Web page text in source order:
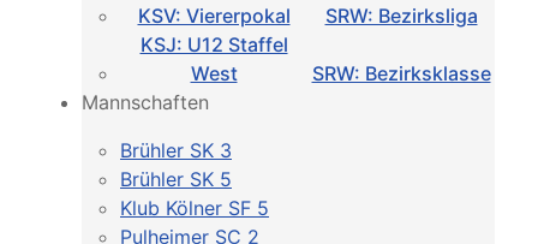
KSV: Viererpokal
SRW: Bezirksliga
KSJ: U12 Staffel
West
SRW: Bezirksklasse
Mannschaften
Brühler SK 3
Brühler SK 5
Klub Kölner SF 5
Pulheimer SC 2